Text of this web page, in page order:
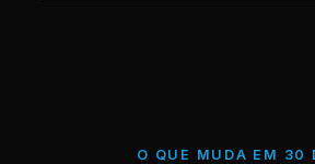
O QUE MUDA EM 30